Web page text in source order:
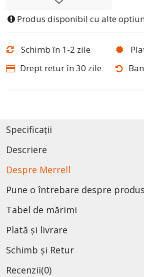
Produs disponibil cu alte
Schimb în 1-2 zile
Drept retur în 30 zile
Specificații
Descriere
Despre Merrell
Pune o întrebare despre produs
Tabel de mărimi
Plată și livrare
Schimb și Retur
Recenzii(0)